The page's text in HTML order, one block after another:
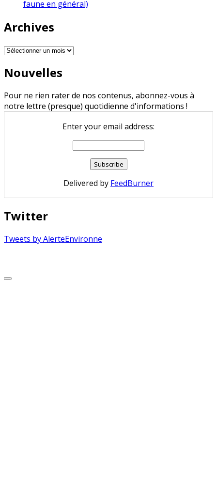
faune en général)
Archives
Archives
Nouvelles
Pour ne rien rater de nos contenus, abonnez-vous à
notre lettre (presque) quotidienne d'informations !
Enter your email address:
Delivered by FeedBurner
Twitter
Tweets by AlerteEnvironne
Scroll